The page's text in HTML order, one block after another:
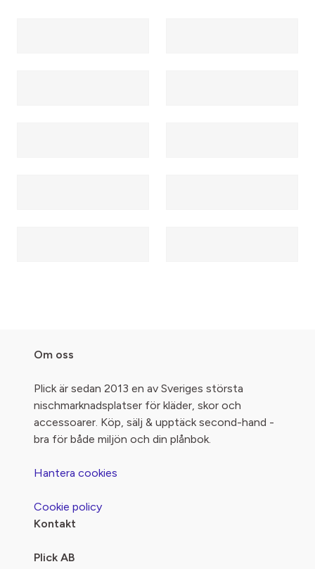
Om oss
Plick är sedan 2013 en av Sveriges största
nischmarknadsplatser för kläder, skor och
accessoarer. Köp, sälj & upptäck second-hand -
bra för både miljön och din plånbok.
Hantera cookies
Cookie policy
Kontakt
Plick AB